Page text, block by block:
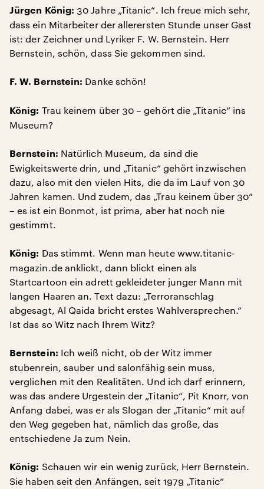
Jürgen König: 30 Jahre „Titanic“. Ich freue mich sehr,
dass ein Mitarbeiter der allerersten Stunde unser Gast
ist: der Zeichner und Lyriker F. W. Bernstein. Herr
Bernstein, schön, dass Sie gekommen sind.
F. W. Bernstein: Danke schön!
König: Trau keinem über 30 – gehört die „Titanic“ ins
Museum?
Bernstein: Natürlich Museum, da sind die
Ewigkeitswerte drin, und „Titanic“ gehört inzwischen
dazu, also mit den vielen Hits, die da im Lauf von 30
Jahren kamen. Und zudem, das „Trau keinem über 30“
– es ist ein Bonmot, ist prima, aber hat noch nie
gestimmt.
König: Das stimmt. Wenn man heute www.titanic-
magazin.de anklickt, dann blickt einen als
Startcartoon ein adrett gekleideter junger Mann mit
langen Haaren an. Text dazu: „Terroranschlag
abgesagt, Al Qaida bricht erstes Wahlversprechen.“
Ist das so Witz nach Ihrem Witz?
Bernstein: Ich weiß nicht, ob der Witz immer
stubenrein, sauber und salonfähig sein muss,
verglichen mit den Realitäten. Und ich darf erinnern,
was das andere Urgestein der „Titanic“, Pit Knorr, von
Anfang dabei, was er als Slogan der „Titanic“ mit auf
den Weg gegeben hat, nämlich das große, das
entschiedene Ja zum Nein.
König: Schauen wir ein wenig zurück, Herr Bernstein.
Sie haben seit den Anfängen, seit 1979 „Titanic“